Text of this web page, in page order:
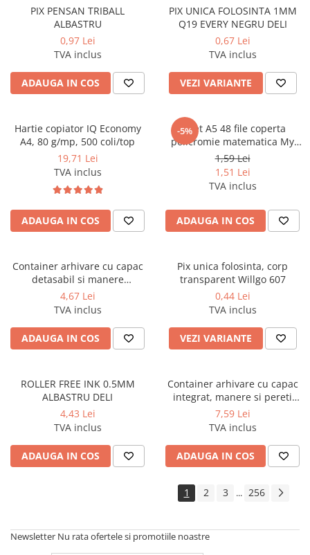
PIX PENSAN TRIBALL
ALBASTRU
0,97 Lei
TVA inclus
ADAUGA IN COS
PIX UNICA FOLOSINTA 1MM
Q19 EVERY NEGRU DELI
0,67 Lei
TVA inclus
VEZI VARIANTE
Hartie copiator IQ Economy
A4, 80 g/mp, 500 coli/top
19,71 Lei
TVA inclus
ADAUGA IN COS
-5%
Caiet A5 48 file coperta
policromie matematica My
school
1,59 Lei
1,51 Lei
TVA inclus
ADAUGA IN COS
Container arhivare cu capac
detasabil si manere
386*257*274 mm (poate stoca
3 bibl de 7.5cm)
4,67 Lei
TVA inclus
ADAUGA IN COS
Pix unica folosinta, corp
transparent Willgo 607
0,44 Lei
TVA inclus
VEZI VARIANTE
ROLLER FREE INK 0.5MM
ALBASTRU DELI
4,43 Lei
TVA inclus
ADAUGA IN COS
Container arhivare cu capac
integrat, manere si pereti
dublii 360*310*300mm
7,59 Lei
TVA inclus
ADAUGA IN COS
1 2 3 ... 256
Newsletter Nu rata ofertele si promotiile noastre